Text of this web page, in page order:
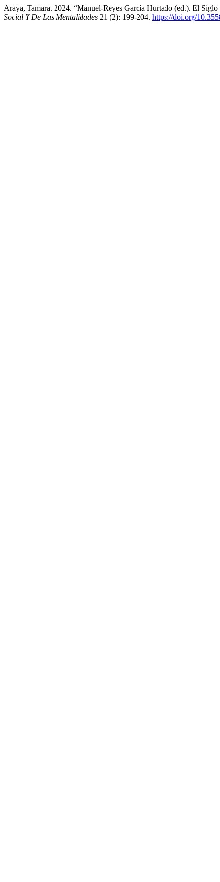
Araya, Tamara. 2024. “Manuel-Reyes García Hurtado (ed.). El
Social Y De Las Mentalidades 21 (2): 199-204. https://doi.org/